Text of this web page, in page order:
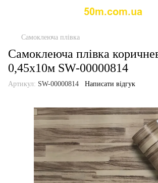
Самоклеюча плівка
Самоклеюча плівка
0,45х10м SW-00000814
Артикул: SW-00000814 Написати відгук